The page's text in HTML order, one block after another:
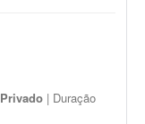
Privado | Duração